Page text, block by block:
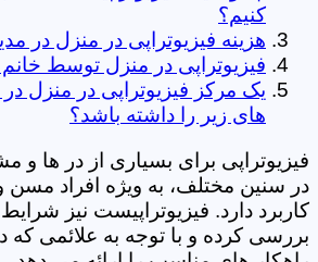
کنیم؟
هزینه فیزیوتراپی در منزل در
فیزیوتراپی در منزل توسط
یک مرکز فیزیوتراپی در منزل
های زیر را داشته باشد؟
فیزیوتراپی برای بسیاری از در ها و
در سنین مختلف، به ویژه افراد مسن
کاربرد دارد. فیزیوتراپیست نیز
بررسی کرده و با توجه به علائمی که